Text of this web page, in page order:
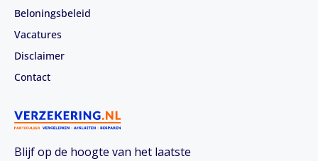
Blijf op de hoogte van het laatste
Beloningsbeleid
Vacatures
Disclaimer
Contact